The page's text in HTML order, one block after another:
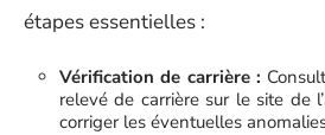
étapes essentielles :
Vérification de carrière :
relevé de carrière sur le site de
corriger les éventuelles